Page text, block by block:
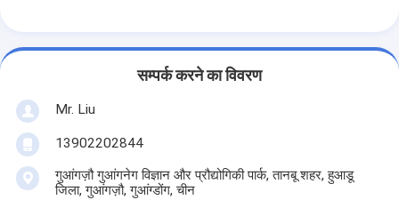
सम्पर्क करने का विवरण
Mr. Liu
13902202844
गुआंगज़ौ गुआंगनेग विज्ञान और प्रौद्योगिकी पार्क, तानबू शहर, हुआडू
जिला, गुआंगज़ौ, गुआंग्डोंग, चीन